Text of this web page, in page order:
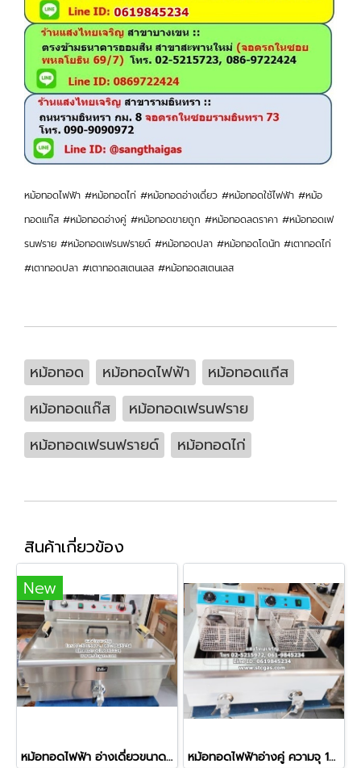
หม้อทอดไฟฟ้า #หม้อทอดไก่ #หม้อทอดอ่างเดี่ยว #หม้อทอดใช้ไฟฟ้า #หม้อ
ทอดแก๊ส #หม้อทอดอ่างคู่ #หม้อทอดขายถูก #หม้อทอดลดราคา #หม้อทอดเฟ
รนฟราย #หม้อทอดเฟรนฟรายด์ #หม้อทอดปลา #หม้อทอดโดนัท #เตาทอดไก่
#เตาทอดปลา #เตาทอดสเตนเลส #หม้อทอดสเตนเลส
หม้อทอด หม้อทอดไฟฟ้า
หม้อทอดแกีส
หม้อทอดแก๊ส
หม้อทอดเฟรนฟราย
หม้อทอดเฟรนฟรายด์
หม้อทอดไก่
สินค้าเกี่ยวข้อง
New
หม้อทอดไฟฟ้า อ่างเดี่ยวขนาดใหญ่ ความจุ 30 ลิตร หม้อทอดไฟฟ้าอ่างคู่ ความจุ 16 ลิตร (อ่างละ 8 ลิตร) รุ่น 102V